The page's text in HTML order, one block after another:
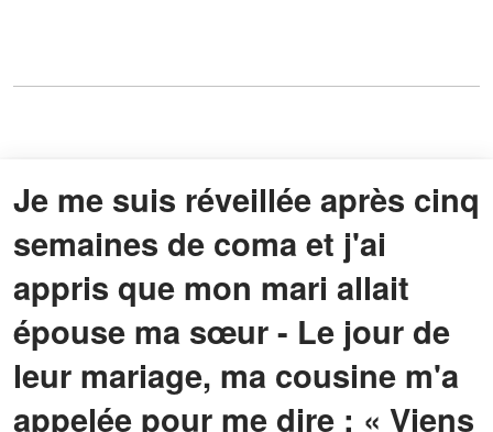
Je me suis réveillée après cinq
semaines de coma et j'ai
appris que mon mari allait
épouse ma sœur - Le jour de
leur mariage, ma cousine m'a
appelée pour me dire : « Viens